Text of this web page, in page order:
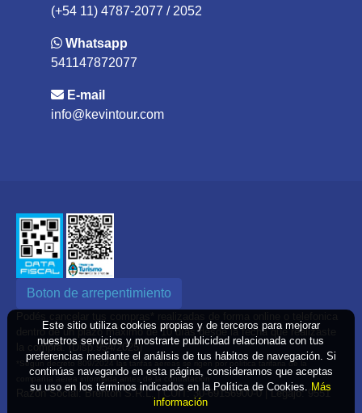
(+54 11) 4787-2077 / 2052
Whatsapp
541147872077
E-mail
info@kevintour.com
Boton de arrepentimiento
dentro de un plazo máximo de 10 días desde la fecha que realizaste
la compra. (Disp.954/2025)
*Según decreto 809/2024 las tarifas aéreas se rigen por política tarifaria de la
compañía aérea informada antes de la contratación
Razón Social: Brenton S.R.L. | CUIT: 30-69156900-0 | Legajo: 9551
Este sitio utiliza cookies propias y de terceros para mejorar
nuestros servicios y mostrarte publicidad relacionada con tus
preferencias mediante el análisis de tus hábitos de navegación. Si
continúas navegando en esta página, consideramos que aceptas
su uso en los términos indicados en la Política de Cookies. Más
información